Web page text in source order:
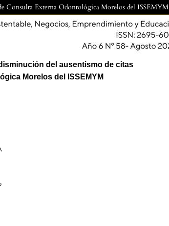
Consulta Externa Odontológica Morelos del ISSEMYM